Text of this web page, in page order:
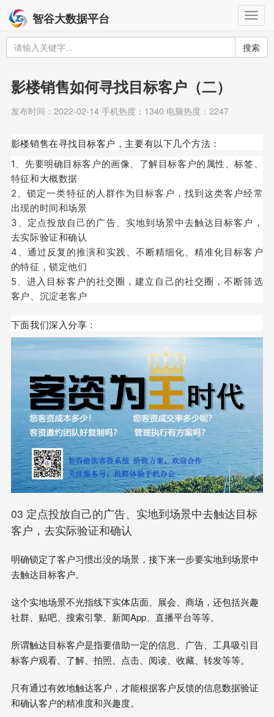
智谷大数据平台
搜索
影楼销售如何寻找目标客户（二）
发布时间：2022-02-14 手机热度：1340 电脑热度：2247
影楼销售在寻找目标客户，主要有以下几个方法：
1、先要明确目标客户的画像、了解目标客户的属性、标签、
特征和大概数据
2、锁定一类特征的人群作为目标客户，找到这类客户经常
出现的时间和场景
3、定点投放自己的广告、实地到场景中去触达目标客户，
去实际验证和确认
4、通过反复的推演和实践、不断精细化、精准化目标客户
的特征，锁定他们
5、进入目标客户的社交圈，建立自己的社交圈，不断筛选
客户、沉淀老客户
下面我们深入分享：
03 定点投放自己的广告、实地到场景中去触达目标
客户，去实际验证和确认
明确锁定了客户习惯出没的场景，接下来一步要实地到场景中
去触达目标客户。
这个实地场景不光指线下实体店面、展会、商场，还包括兴趣
社群、贴吧、搜索引擎、新闻App、直播平台等等。
所谓触达目标客户是指要借助一定的信息、广告、工具吸引目
标客户观看、了解、拍照、点击、阅读、收藏、转发等等。
只有通过有效地触达客户，才能根据客户反馈的信息数据验证
和确认客户的精准度和兴趣度。